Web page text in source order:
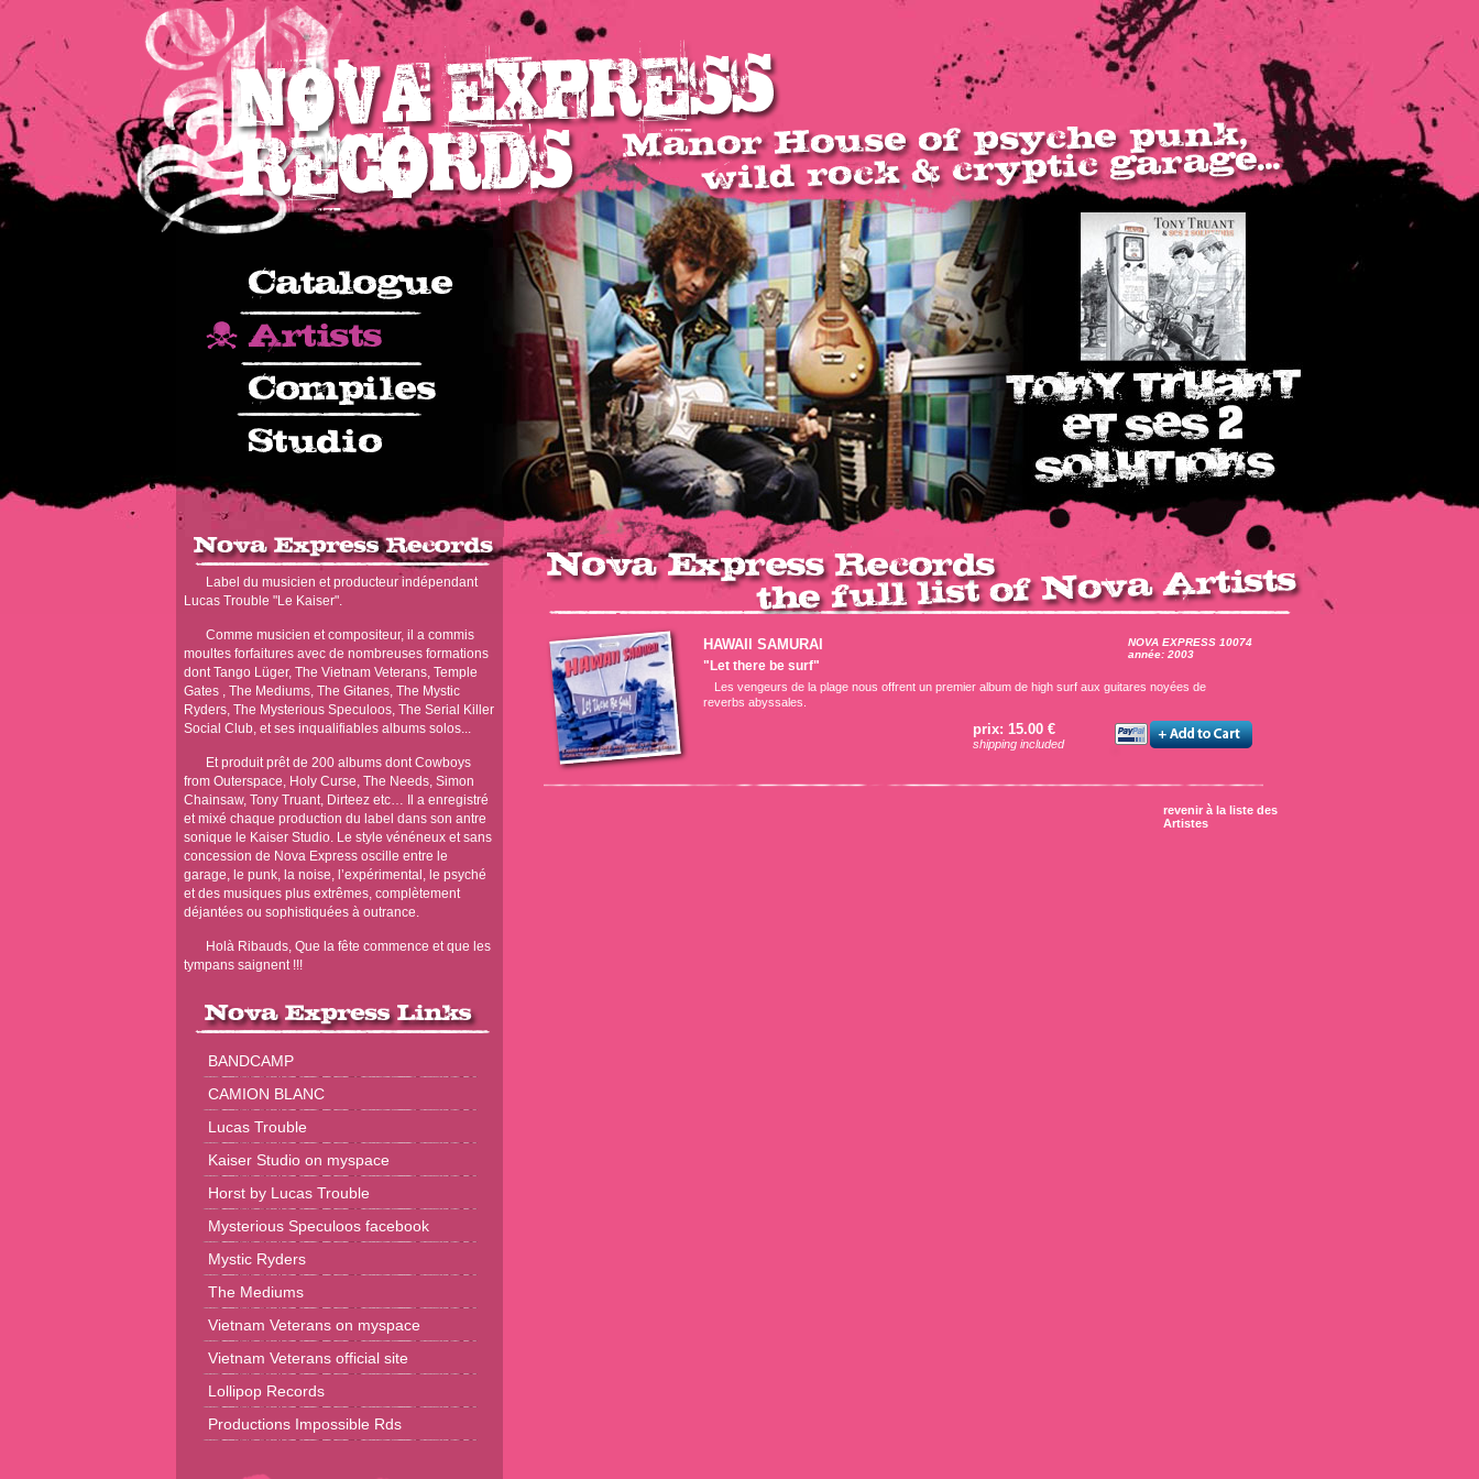
Label du musicien et producteur indépendant
Lucas Trouble "Le Kaiser".
Comme musicien et compositeur, il a commis
moultes forfaitures avec de nombreuses formations
dont Tango Lüger, The Vietnam Veterans, Temple
Gates , The Mediums, The Gitanes, The Mystic
Ryders, The Mysterious Speculoos, The Serial Killer
Social Club, et ses inqualifiables albums solos...
Et produit prêt de 200 albums dont Cowboys
from Outerspace, Holy Curse, The Needs, Simon
Chainsaw, Tony Truant, Dirteez etc… Il a enregistré
et mixé chaque production du label dans son antre
sonique le Kaiser Studio. Le style vénéneux et sans
concession de Nova Express oscille entre le
garage, le punk, la noise, l’expérimental, le psyché
et des musiques plus extrêmes, complètement
déjantées ou sophistiquées à outrance.
Holà Ribauds, Que la fête commence et que les
tympans saignent !!!
BANDCAMP
CAMION BLANC
Lucas Trouble
Kaiser Studio on myspace
Horst by Lucas Trouble
Mysterious Speculoos facebook
Mystic Ryders
The Mediums
Vietnam Veterans on myspace
Vietnam Veterans official site
Lollipop Records
Productions Impossible Rds
NOVA EXPRESS 10074
année: 2003
HAWAII SAMURAI
"Let there be surf"
Les vengeurs de la plage nous offrent un premier album de high surf aux guitares noyées de
reverbs abyssales.
prix: 15.00 €
shipping included
revenir à la liste des
Artistes